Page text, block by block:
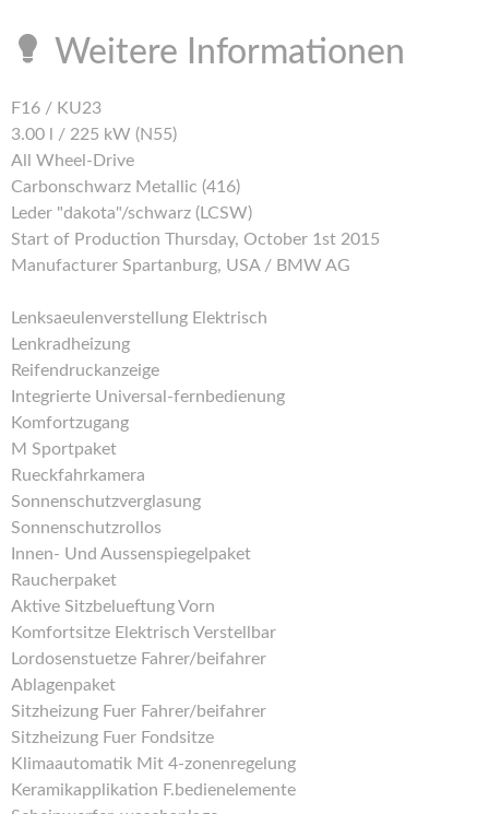
Weitere Informationen
F16 / KU23
3.00 l / 225 kW (N55)
All Wheel-Drive
Carbonschwarz Metallic (416)
Leder "dakota"/schwarz (LCSW)
Start of Production Thursday, October 1st 2015
Manufacturer Spartanburg, USA / BMW AG
Lenksaeulenverstellung Elektrisch
Lenkradheizung
Reifendruckanzeige
Integrierte Universal-fernbedienung
Komfortzugang
M Sportpaket
Rueckfahrkamera
Sonnenschutzverglasung
Sonnenschutzrollos
Innen- Und Aussenspiegelpaket
Raucherpaket
Aktive Sitzbelueftung Vorn
Komfortsitze Elektrisch Verstellbar
Lordosenstuetze Fahrer/beifahrer
Ablagenpaket
Sitzheizung Fuer Fahrer/beifahrer
Sitzheizung Fuer Fondsitze
Klimaautomatik Mit 4-zonenregelung
Keramikapplikation F.bedienelemente